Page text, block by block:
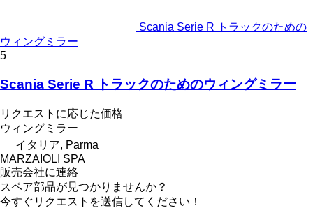
Scania Serie R トラックのための
ウィングミラー
5
Scania Serie R トラックのためのウィングミラー
リクエストに応じた価格
ウィングミラー
イタリア, Parma
MARZAIOLI SPA
販売会社に連絡
スペア部品が見つかりませんか？
今すぐリクエストを送信してください！